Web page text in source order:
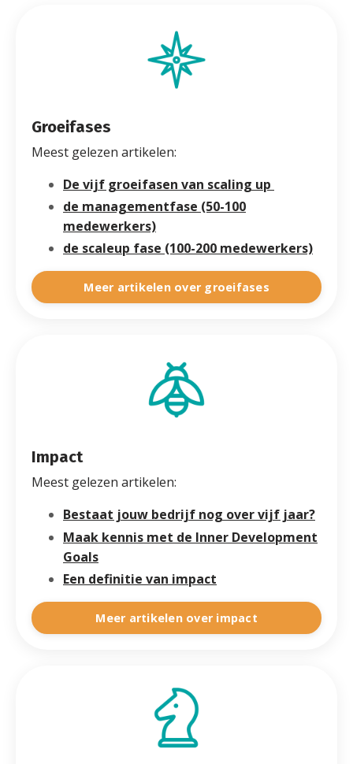
Groeifases
Meest gelezen artikelen:
De vijf groeifasen van scaling up
de managementfase (50-100
medewerkers)
de scaleup fase (100-200 medewerkers)
Meer artikelen over groeifases
Impact
Meest gelezen artikelen:
Bestaat jouw bedrijf nog over vijf jaar?
Maak kennis met de Inner Development
Goals
Een definitie van impact
Meer artikelen over impact